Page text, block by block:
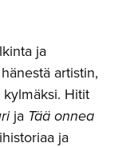
ja
artistin,
Hitit
ja Tää onnea
ja